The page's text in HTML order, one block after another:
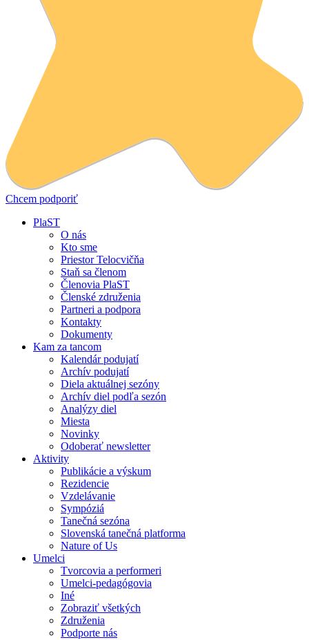
Chcem podporiť
PlaST
O nás
Kto sme
Priestor Telocvičňa
Staň sa členom
Členovia PlaST
Členské združenia
Partneri a podpora
Kontakty
Dokumenty
Kam za tancom
Kalendár podujatí
Archív podujatí
Diela aktuálnej sezóny
Archív diel podľa sezón
Analýzy diel
Miesta
Novinky
Odoberať newsletter
Aktivity
Publikácie a výskum
Rezidencie
Vzdelávanie
Sympóziá
Tanečná sezóna
Slovenská tanečná platforma
Nature of Us
Umelci
Tvorcovia a performeri
Umelci-pedagógovia
Iné
Zobraziť všetkých
Združenia
Podporte nás